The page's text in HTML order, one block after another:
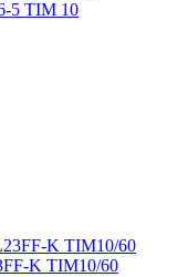
5 TIM 10
K TIM10/60